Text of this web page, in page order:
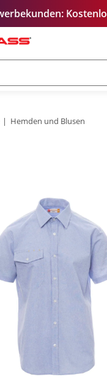
Kostenloses
Hemden und Blusen